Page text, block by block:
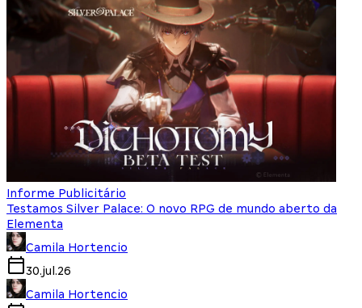
Informe Publicitário
Testamos Silver Palace: O novo RPG de mundo aberto da
Elementa
Camila Hortencio
30.jul.26
Camila Hortencio